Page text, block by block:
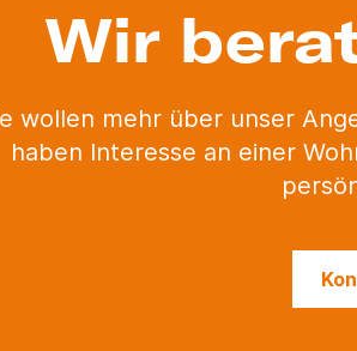
Wir
wollen mehr über unser
haben Interesse an einer